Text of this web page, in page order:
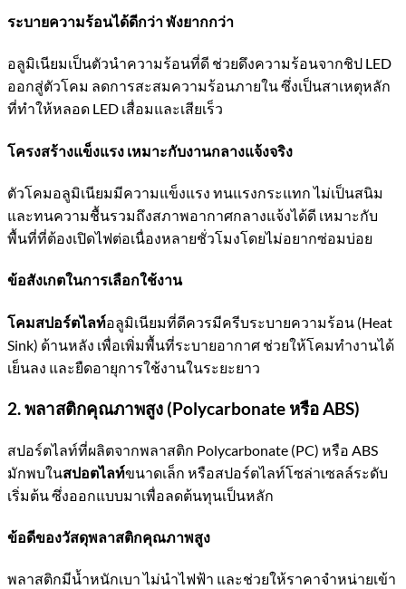
ระบายความร้อนได้ดีกว่า พังยากกว่า
อลูมิเนียมเป็นตัวนำความร้อนที่ดี ช่วยดึงความร้อนจากชิป LED
ออกสู่ตัวโคม ลดการสะสมความร้อนภายใน ซึ่งเป็นสาเหตุหลัก
ที่ทำให้หลอด LED เสื่อมและเสียเร็ว
โครงสร้างแข็งแรง เหมาะกับงานกลางแจ้งจริง
ตัวโคมอลูมิเนียมมีความแข็งแรง ทนแรงกระแทก ไม่เป็นสนิม
และทนความชื้นรวมถึงสภาพอากาศกลางแจ้งได้ดี เหมาะกับ
พื้นที่ที่ต้องเปิดไฟต่อเนื่องหลายชั่วโมงโดยไม่อยากซ่อมบ่อย
ข้อสังเกตในการเลือกใช้งาน
โคมสปอร์ตไลท์อลูมิเนียมที่ดีควรมีครีบระบายความร้อน (Heat
Sink) ด้านหลัง เพื่อเพิ่มพื้นที่ระบายอากาศ ช่วยให้โคมทำงานได้
เย็นลง และยืดอายุการใช้งานในระยะยาว
2. พลาสติกคุณภาพสูง (Polycarbonate หรือ ABS)
สปอร์ตไลท์ที่ผลิตจากพลาสติก Polycarbonate (PC) หรือ ABS
มักพบในสปอตไลท์ขนาดเล็ก หรือสปอร์ตไลท์โซล่าเซลล์ระดับ
เริ่มต้น ซึ่งออกแบบมาเพื่อลดต้นทุนเป็นหลัก
ข้อดีของวัสดุพลาสติกคุณภาพสูง
พลาสติกมีน้ำหนักเบา ไม่นำไฟฟ้า และช่วยให้ราคาจำหน่ายเข้า